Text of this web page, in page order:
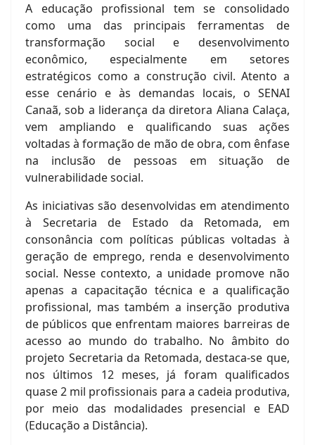
A educação profissional tem se consolidado
como uma das principais ferramentas de
transformação social e desenvolvimento
econômico, especialmente em setores
estratégicos como a construção civil. Atento a
esse cenário e às demandas locais, o SENAI
Canaã, sob a liderança da diretora Aliana Calaça,
vem ampliando e qualificando suas ações
voltadas à formação de mão de obra, com ênfase
na inclusão de pessoas em situação de
vulnerabilidade social.
As iniciativas são desenvolvidas em atendimento
à Secretaria de Estado da Retomada, em
consonância com políticas públicas voltadas à
geração de emprego, renda e desenvolvimento
social. Nesse contexto, a unidade promove não
apenas a capacitação técnica e a qualificação
profissional, mas também a inserção produtiva
de públicos que enfrentam maiores barreiras de
acesso ao mundo do trabalho. No âmbito do
projeto Secretaria da Retomada, destaca-se que,
nos últimos 12 meses, já foram qualificados
quase 2 mil profissionais para a cadeia produtiva,
por meio das modalidades presencial e EAD
(Educação a Distância).